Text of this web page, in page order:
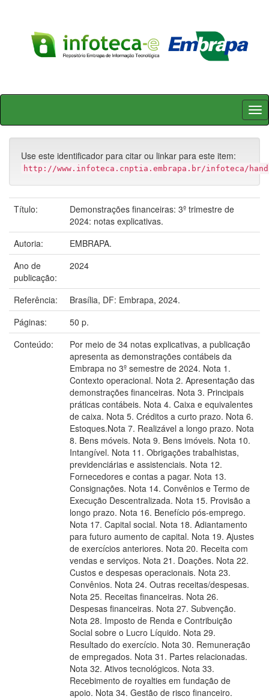
Skip
Use este identificador para citar ou linkar para este item:
http://www.infoteca.cnptia.embrapa.br/infoteca/
Título:
Demonstrações financeiras: 3º trimestre de
2024: notas explicativas.
Autoria:
EMBRAPA.
Ano de
publicação:
2024
Referência:
Brasília, DF: Embrapa, 2024.
Páginas:
50 p.
Conteúdo:
Por meio de 34 notas explicativas, a publicação
apresenta as demonstrações contábeis da
Embrapa no 3º semestre de 2024. Nota 1.
Contexto operacional. Nota 2. Apresentação das
demonstrações financeiras. Nota 3. Principais
práticas contábeis. Nota 4. Caixa e equivalentes
de caixa. Nota 5. Créditos a curto prazo. Nota 6.
Estoques.Nota 7. Realizável a longo prazo. Nota
8. Bens móveis. Nota 9. Bens imóveis. Nota 10.
Intangível. Nota 11. Obrigações trabalhistas,
previdenciárias e assistenciais. Nota 12.
Fornecedores e contas a pagar. Nota 13.
Consignações. Nota 14. Convênios e Termo de
Execução Descentralizada. Nota 15. Provisão a
longo prazo. Nota 16. Benefício pós-emprego.
Nota 17. Capital social. Nota 18. Adiantamento
para futuro aumento de capital. Nota 19. Ajustes
de exercícios anteriores. Nota 20. Receita com
vendas e serviços. Nota 21. Doações. Nota 22.
Custos e despesas operacionais. Nota 23.
Convênios. Nota 24. Outras receitas/despesas.
Nota 25. Receitas financeiras. Nota 26.
Despesas financeiras. Nota 27. Subvenção.
Nota 28. Imposto de Renda e Contribuição
Social sobre o Lucro Líquido. Nota 29.
Resultado do exercício. Nota 30. Remuneração
de empregados. Nota 31. Partes relacionadas.
Nota 32. Ativos tecnológicos. Nota 33.
Recebimento de royalties em fundação de
apoio. Nota 34. Gestão de risco financeiro.